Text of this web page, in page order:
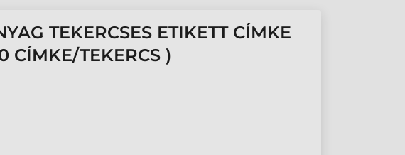
TEKERCSES ETIKETT CÍMKE
CÍMKE/TEKERCS )